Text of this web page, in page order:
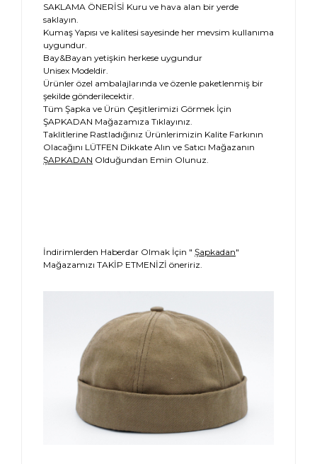
SAKLAMA ÖNERİSİ Kuru ve hava alan bir yerde
saklayın.
Kumaş Yapısı ve kalitesi sayesinde her mevsim kullanıma
uygundur.
Bay&Bayan yetişkin herkese uygundur
Unisex Modeldir.
Ürünler özel ambalajlarında ve özenle paketlenmiş bir
şekilde gönderilecektir.
Tüm Şapka ve Ürün Çeşitlerimizi Görmek İçin
ŞAPKADAN Mağazamıza Tıklayınız.
Taklitlerine Rastladığınız Ürünlerimizin Kalite Farkının
Olacağını LÜTFEN Dikkate Alın ve Satıcı Mağazanın
ŞAPKADAN Olduğundan Emin Olunuz.
İndirimlerden Haberdar Olmak İçin " Şapkadan"
Mağazamızı TAKİP ETMENİZİ öneririz.